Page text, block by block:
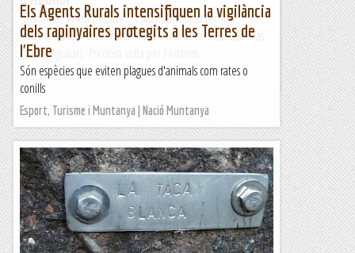
Distància: 30 km.Desnivell: 1500 m.Dificultat tècnica:
mitjana-baixa.Durada total: 6.30 h.Punt de sortida: Castellàs
(Valls d'Aguilar). Preciosa volta per l'extrem...
Passamuntanyes
Els Agents Rurals intensifiquen la vigilància
dels rapinyaires protegits a les Terres de
l'Ebre
Són espècies que eviten plagues d'animals com rates o
conills
Esport, Turisme i Muntanya | Nació Muntanya